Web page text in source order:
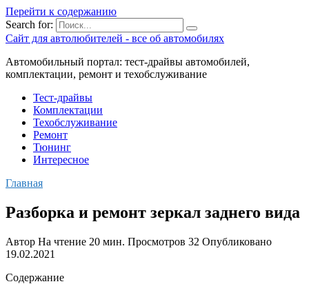
Перейти к содержанию
Search for:
Сайт для автолюбителей - все об автомобилях
Автомобильный портал: тест-драйвы автомобилей,
комплектации, ремонт и техобслуживание
Тест-драйвы
Комплектации
Техобслуживание
Ремонт
Тюнинг
Интересное
Главная
Разборка и ремонт зеркал заднего вида
Автор На чтение 20 мин. Просмотров 32 Опубликовано
19.02.2021
Содержание